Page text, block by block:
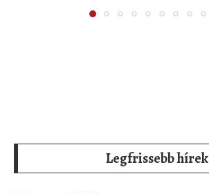
Legfrissebb hírek